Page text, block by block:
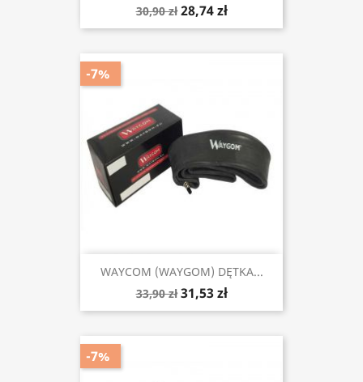
30,90 zł 28,74 zł
WAYCOM (WAYGOM) DĘTKA...
33,90 zł 31,53 zł
-7%
-7%